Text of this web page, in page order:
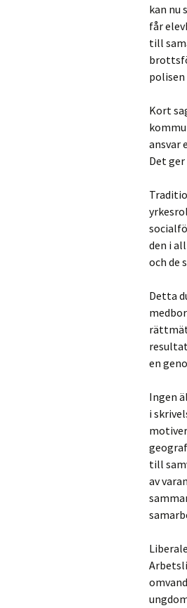
kan nu
får
till
Kort
ansvar
Det
den i
och de
Detta
en
Ingen
i
till
av